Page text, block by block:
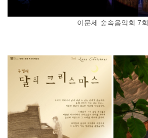
이문세 숲속음악회 7회